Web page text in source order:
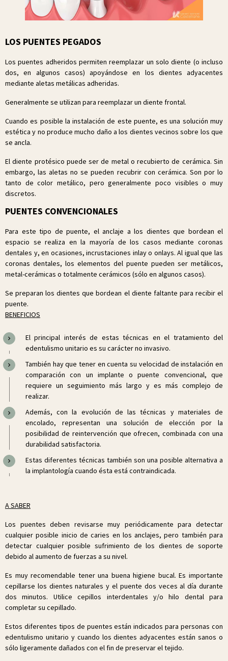
LOS PUENTES PEGADOS
Los puentes adheridos permiten reemplazar un solo diente (o incluso
dos, en algunos casos) apoyándose en los dientes adyacentes
mediante aletas metálicas adheridas.
Generalmente se utilizan para reemplazar un diente frontal.
Cuando es posible la instalación de este puente, es una solución muy
estética y no produce mucho daño a los dientes vecinos sobre los que
se ancla.
El diente protésico puede ser de metal o recubierto de cerámica. Sin
embargo, las aletas no se pueden recubrir con cerámica. Son por lo
tanto de color metálico, pero generalmente poco visibles o muy
discretos.
PUENTES CONVENCIONALES
Para este tipo de puente, el anclaje a los dientes que bordean el
espacio se realiza en la mayoría de los casos mediante coronas
dentales y, en ocasiones, incrustaciones inlay o onlays. Al igual que las
coronas dentales, los elementos del puente pueden ser metálicos,
metal-cerámicas o totalmente cerámicos (sólo en algunos casos).
Se preparan los dientes que bordean el diente faltante para recibir el
puente.
BENEFICIOS
El principal interés de estas técnicas en el tratamiento del
edentulismo unitario es su carácter no invasivo.
También hay que tener en cuenta su velocidad de instalación en
comparación con un implante o puente convencional, que
requiere un seguimiento más largo y es más complejo de
realizar.
Además, con la evolución de las técnicas y materiales de
encolado, representan una solución de elección por la
posibilidad de reintervención que ofrecen, combinada con una
durabilidad satisfactoria.
Estas diferentes técnicas también son una posible alternativa a
la implantología cuando ésta está contraindicada.
A SABER
Los puentes deben revisarse muy periódicamente para detectar
cualquier posible inicio de caries en los anclajes, pero también para
detectar cualquier posible sufrimiento de los dientes de soporte
debido al aumento de fuerzas a su nivel.
Es muy recomendable tener una buena higiene bucal. Es importante
cepillarse los dientes naturales y el puente dos veces al día durante
dos minutos. Utilice cepillos interdentales y/o hilo dental para
completar su cepillado.
Estos diferentes tipos de puentes están indicados para personas con
edentulismo unitario y cuando los dientes adyacentes están sanos o
sólo ligeramente dañados con el fin de preservar el tejido.